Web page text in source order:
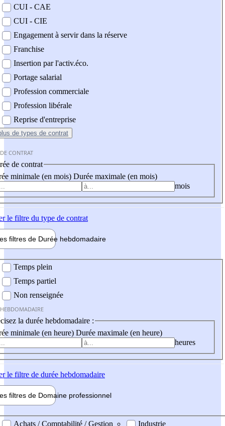
CUI - CAE
CUI - CIE
Engagement à servir dans la réserve
Franchise
Insertion par l'activ.éco.
Portage salarial
Profession commerciale
Profession libérale
Reprise d'entreprise
de types de contrat
CONTRAT
de contrat
minimale (en mois) Durée maximale (en mois)
mois
le filtre du type de contrat
filtres de Durée hebdomadaire
Temps plein
Temps partiel
Non renseignée
la durée hebdomadaire :
minimale (en heure) Durée maximale (en heure)
heures
le filtre de durée hebdomadaire
filtres de Domaine professionnel
professionel
Achats / Comptabilité / Gestion
Industrie